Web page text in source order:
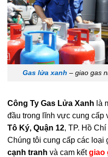
Gas lửa xanh – giao gas
Công Ty Gas Lửa Xanh là
đầu trong lĩnh vực cung cấp
Tô Ký, Quận 12, TP. Hồ Chí
Chúng tôi cung cấp các loại
cạnh tranh và cam kếtgiao